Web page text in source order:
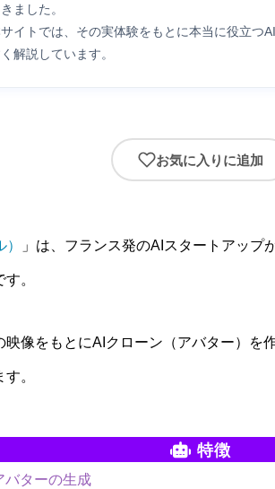
ました。
イトでは、その実体験をもとに本当に役立つ
解説しています。
お気に入りに追加
」は、フランス発のAIスタートアップ
。
映像をもとにAIクローン（アバター）を
。
特徴
バターの生成